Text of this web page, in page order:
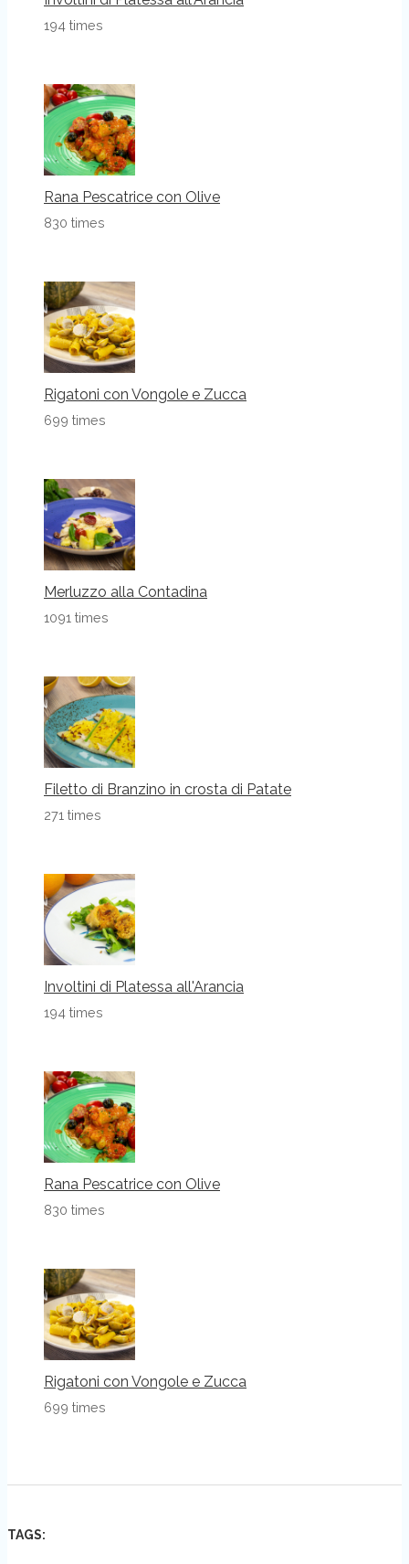
194 times
Rana Pescatrice con Olive
830 times
Rigatoni con Vongole e Zucca
699 times
Merluzzo alla Contadina
1091 times
Filetto di Branzino in crosta di Patate
271 times
Involtini di Platessa all'Arancia
194 times
Rana Pescatrice con Olive
830 times
Rigatoni con Vongole e Zucca
699 times
TAGS: